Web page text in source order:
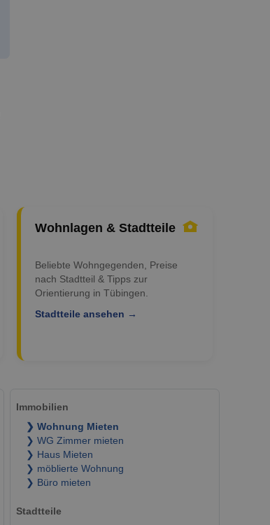
Wohnlagen & Stadtteile
Beliebte Wohngegenden, Preise
nach Stadtteil & Tipps zur
Orientierung in Tübingen.
Stadtteile ansehen →
Immobilien
❯ Wohnung Mieten
❯ WG Zimmer mieten
❯ Haus Mieten
❯ möblierte Wohnung
❯ Büro mieten
Stadtteile